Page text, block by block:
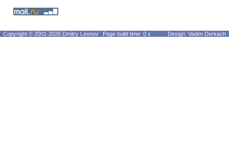
Copyright © 2001-2026 Dmitry Leonov Page build time: 0 s Design: Vadim Derkach